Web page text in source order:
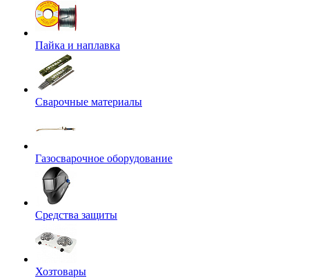
Пайка и наплавка
Сварочные материалы
Газосварочное оборудование
Средства защиты
Хозтовары